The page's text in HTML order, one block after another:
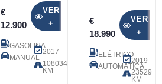
€
12.900
VER
+
GASOLINA
MANUAL
2017
108034
KM
€
18.990
VER
+
ELÉTRICO
AUTOMÁTICA
2019
23529
KM